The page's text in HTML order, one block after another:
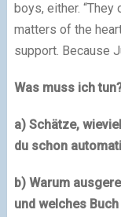
boys, either.
matters of the
support. Because
Was muss ich
a) Schätze,
du schon
b) Warum
und welches